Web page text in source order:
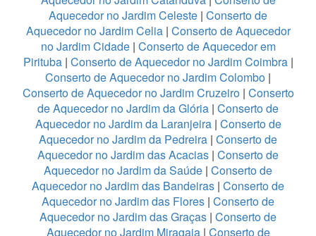
Aquecedor no Jardim Celeste | Conserto de
Aquecedor no Jardim Celia| Conserto de Aquecedor
no Jardim Cidade| Conserto de Aquecedor em
Pirituba| Conserto de Aquecedor no Jardim Coimbra|
Conserto de Aquecedor no Jardim Colombo |
Conserto de Aquecedor no Jardim Cruzeiro| Conserto
de Aquecedor no Jardim da Glória | Conserto de
Aquecedor no Jardim da Laranjeira| Conserto de
Aquecedor no Jardim da Pedreira | Conserto de
Aquecedor no Jardim das Acacias | Conserto de
Aquecedor no Jardim da Saúde | Conserto de
Aquecedor no Jardim das Bandeiras | Conserto de
Aquecedor no Jardim das Flores | Conserto de
Aquecedor no Jardim das Graças | Conserto de
Aquecedor no Jardim Miragaia| Conserto de